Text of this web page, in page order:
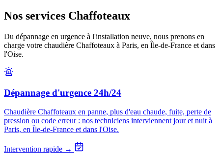
Nos services Chaffoteaux
Du dépannage en urgence à l'installation neuve, nous prenons en
charge votre chaudière Chaffoteaux à Paris, en Île-de-France et dans
l'Oise.
Dépannage d'urgence 24h/24
Chaudière Chaffoteaux en panne, plus d'eau chaude, fuite, perte de
pression ou code erreur : nos techniciens interviennent jour et nuit à
Paris, en Île-de-France et dans l'Oise.
Intervention rapide →